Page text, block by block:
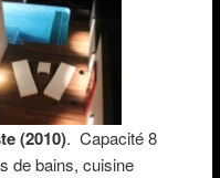
(2010). Capacité 8
de bains, cuisine